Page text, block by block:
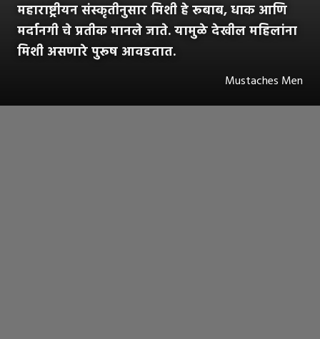
महाराष्ट्रीयन संस्कृतीनुसार मिशी हे रूबाब, धाक आणि
मर्दानगी चे प्रतीक मानले जाते. यामुळे देखील महिलांना
मिशी असणारे पुरूष आवडतात.
Mustaches Men